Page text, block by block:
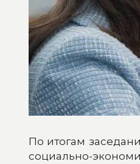
По итогам
социально-